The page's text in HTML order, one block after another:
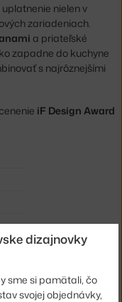
nielen v
zariadeniach.
a priateľské
zapadne do kuchyne
s najrôznejšími
iF Design Award
dizajnovky
sme si pamätali, čo
svojej objednávky,